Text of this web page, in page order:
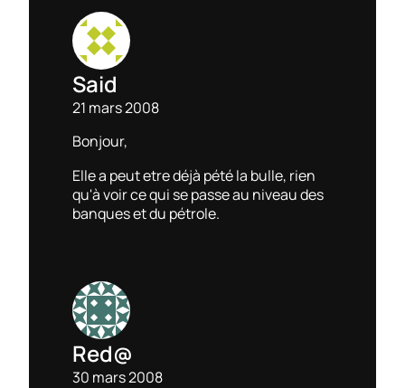
Said
21 mars 2008
Bonjour,
Elle a peut etre déjà pété la bulle, rien
qu'à voir ce qui se passe au niveau des
banques et du pétrole.
Red@
30 mars 2008